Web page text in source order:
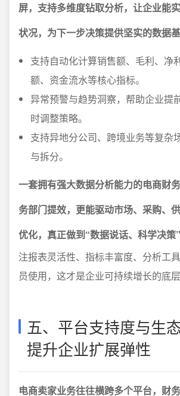
屏，支持多维度钻取分析，让企业能
状况，为下一步决策提供坚实的数据基
支持自动化计算销售额、毛利、净
额、资金流水等核心指标。
异常预警与趋势洞察，帮助企业提
时调整策略。
支持异地分公司、跨境业务等复杂
与拆分。
一套拥有强大数据分析能力的电商财
务部门提效，更能驱动市场、采购、
优化，真正做到“数据说话、科学决策”
注报表灵活性、指标丰富度、分析工
员使用，这才是企业可持续增长的底层
五、平台支持度与生
提升企业扩展弹性
电商卖家业务往往横跨多个平台，财